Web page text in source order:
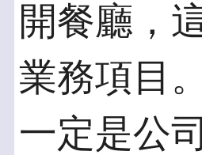
開餐廳，
業務項目
一定是公司